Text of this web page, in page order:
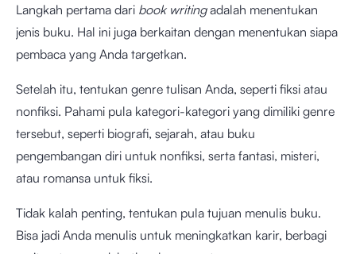
Langkah pertama dari book writingadalah menentukan
jenis buku. Hal ini juga berkaitan dengan menentukan siapa
pembaca yang Anda targetkan.
Setelah itu, tentukan genre tulisan Anda, seperti fiksi atau
nonfiksi. Pahami pula kategori-kategori yang dimiliki genre
tersebut, seperti biografi, sejarah, atau buku
pengembangan diri untuk nonfiksi, serta fantasi, misteri,
atau romansa untuk fiksi.
Tidak kalah penting, tentukan pula tujuan menulis buku.
Bisa jadi Anda menulis untuk meningkatkan karir, berbagi